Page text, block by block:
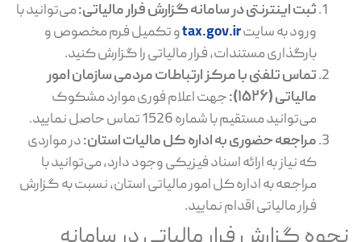
ثبت اینترنتی در سامانه گزارش فرار مالیاتی:می‌توانید با
ورود به سایتtax.gov.irو تکمیل فرم مخصوص و
بارگذاری مستندات، فرار مالیاتی را گزارش کنید.
تماس تلفنی با مرکز ارتباطات مردمی سازمان امور
مالیاتی (۱۵۲۶): جهت اعلام فوری موارد مشکوک
می‌توانید مستقیم با شماره 1526 تماس حاصل نمایید.
مراجعه حضوری به اداره کل مالیات استان:در مواردی
که نیاز به ارائه اسناد فیزیکی وجود دارد، می‌توانید با
مراجعه به اداره کل امور مالیاتی استان، نسبت به گزارش
فرار مالیاتی اقدام نمایید.